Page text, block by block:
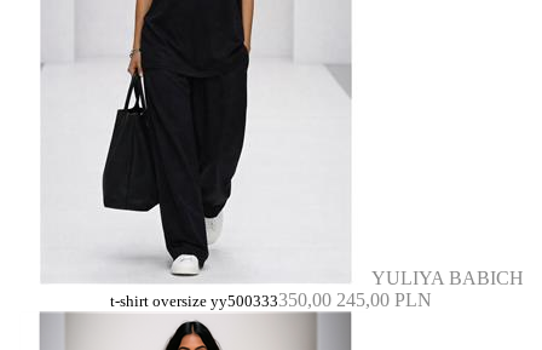
YULIYA BABICH
t-shirt oversize yy500333350,00 245,00 PLN